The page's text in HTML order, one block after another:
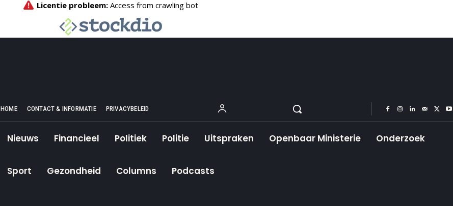
HOME CONTACT & INFORMATIE PRIVACYBELEID
Nieuws Financieel Politiek Politie Uitspraken Openbaar Ministerie Onderzoek
Sport Gezondheid Columns Podcasts